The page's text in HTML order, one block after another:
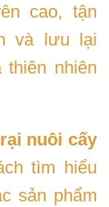
cao, tận
và lưu lại
thiên nhiên
nuôi cấy
tìm hiểu
sản phẩm